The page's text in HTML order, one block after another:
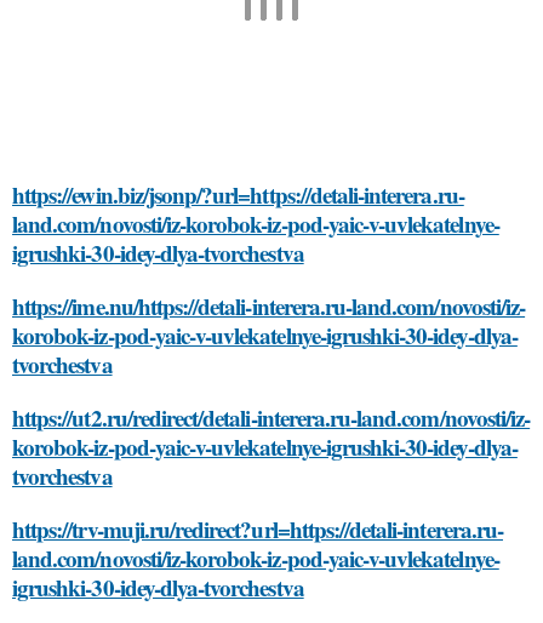
https://ewin.biz/jsonp/?url=https://detali-interera.ru-
land.com/novosti/iz-korobok-iz-pod-yaic-v-uvlekatelnye-
igrushki-30-idey-dlya-tvorchestva
https://ime.nu/https://detali-interera.ru-land.com/novosti/iz-
korobok-iz-pod-yaic-v-uvlekatelnye-igrushki-30-idey-dlya-
tvorchestva
https://ut2.ru/redirect/detali-interera.ru-land.com/novosti/iz-
korobok-iz-pod-yaic-v-uvlekatelnye-igrushki-30-idey-dlya-
tvorchestva
https://trv-muji.ru/redirect?url=https://detali-interera.ru-
land.com/novosti/iz-korobok-iz-pod-yaic-v-uvlekatelnye-
igrushki-30-idey-dlya-tvorchestva